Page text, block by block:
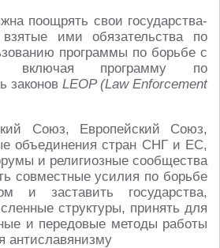
поощрять свои государства-
ими обязательства по
программы по борьбе с
включая программу по
законов LEOP (Law Enforcement
Союз, Европейский Союз,
объединения стран СНГ и ЕС,
и религиозные сообщества
совместные усилия по борьбе
и заставить государства,
структуры, принять для
и передовые методы работы
антиславянизму